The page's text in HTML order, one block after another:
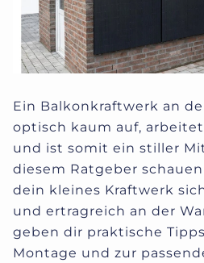
Ein Balkonkraftwerk an
optisch kaum auf,
und ist somit ein stiller
diesem Ratgeber
dein kleines Kraftwerk
und ertragreich an der
geben dir praktische
Montage und zur